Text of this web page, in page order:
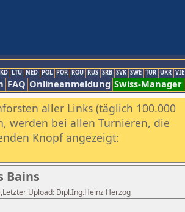
LTU NED POL POR ROU RUS SRB SVK SWE TUR UKR VIE
FAQ Onlineanmeldung Swiss-Manager
aller Links (täglich 100.000
werden bei allen Turnieren, die
Knopf angezeigt:
Bains
Upload: Dipl.Ing.Heinz Herzog